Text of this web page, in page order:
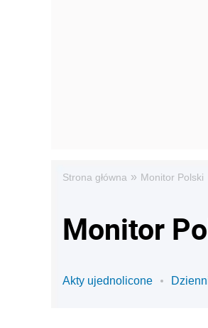
Strona główna » Monitor Polski
Monitor
Akty ujednolicone